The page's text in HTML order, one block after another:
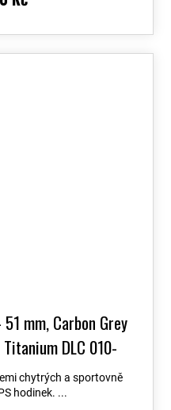
mm, Carbon Grey
DLC 010-
do 90 dní + Topo
chytrých a sportovně
hodinek. ...